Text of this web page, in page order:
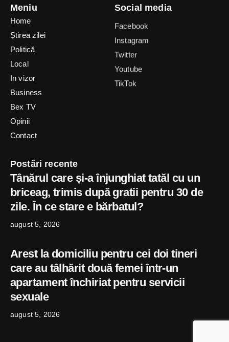
Meniu
Home
Știrea zilei
Politică
Local
In vizor
Business
Bex TV
Opinii
Contact
Social media
Postări recente
Tânărul care și-a înjunghiat tatăl cu un
briceag, trimis după gratii pentru 30 de
zile. În ce stare e bărbatul?
august 5, 2026
Arest la domiciliu pentru cei doi tineri
care au tâlhărit două femei într-un
apartament închiriat pentru servicii
sexuale
august 5, 2026